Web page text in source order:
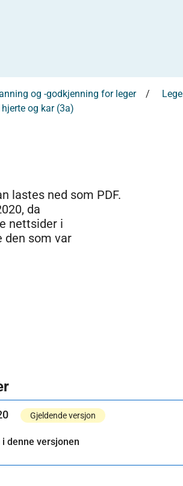
og -godkjenning for leger
og kar (3a)
lastes ned som PDF.
da
nettsider i
den som var
Gjeldende versjon
i denne versjonen